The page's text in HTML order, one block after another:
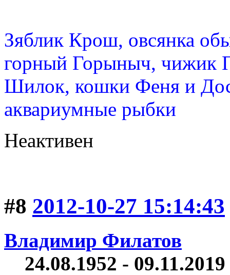
Зяблик Крош, овсянка
горный Горыныч, чижик
Шилок, кошки Феня и
аквариумные рыбки
Неактивен
#8 2012-10-27 15:14:43
Владимир Филатов
24.08.1952 -